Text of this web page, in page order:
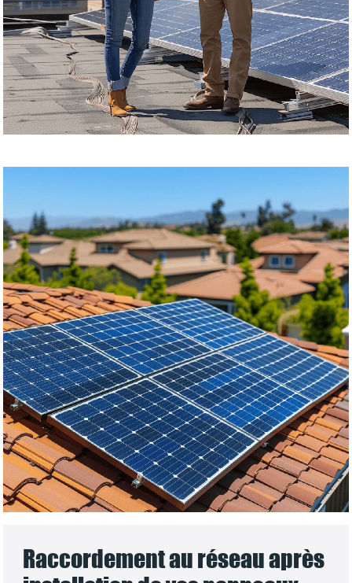
Raccordement au réseau après